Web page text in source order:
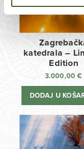
katedrala –
Edition
3.000,00€
DODAJ U